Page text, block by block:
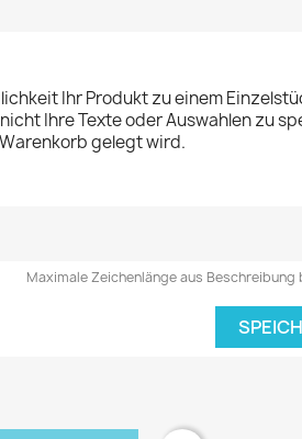
Ihr Produkt zu einem
Ihre Texte oder Auswahlen zu
gelegt wird.
Maximale Zeichenlänge aus Beschreibung